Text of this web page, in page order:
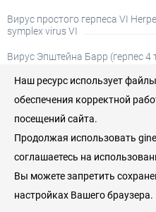
Вирус простого герпеса VI
symplex virus VI
Вирус Эпштейна Барр (герпес 4
ВПЧ-тест (ROCHE COBAS4800)
высокого канцерогенного
68 типов: 16, 18 с определением
68 без определения типа)
vaginalis
Наш ресурс использует
обеспечения корректной
посещений сайта.
Продолжая использовать
соглашаетесь на
Вы можете запретить
настройках Вашего браузера.